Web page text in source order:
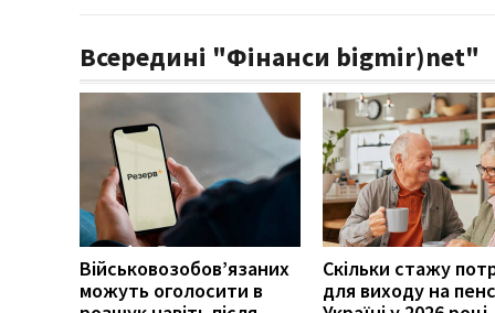
Всередині "Фінанси bigmir)net"
Військовозобов’язаних
можуть оголосити в
Скільки стажу
для виходу на